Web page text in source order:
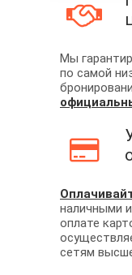
Мы
по самой
наличными
оплате
сетям